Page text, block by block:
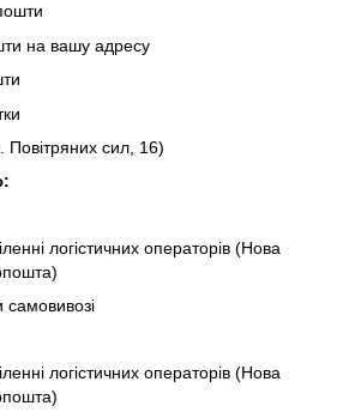
на вашу адресу
Повітряних сил, 16)
логістичних операторів (Нова
самовивозі
логістичних операторів (Нова